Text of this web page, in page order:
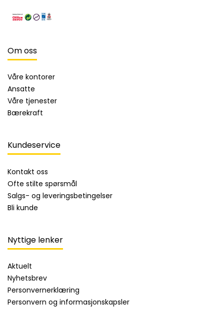
Om oss
Våre kontorer
Ansatte
Våre tjenester
Bærekraft
Kundeservice
Kontakt oss
Ofte stilte spørsmål
Salgs- og leveringsbetingelser
Bli kunde
Nyttige lenker
Aktuelt
Nyhetsbrev
Personvernerklæring
Personvern og informasjonskapsler